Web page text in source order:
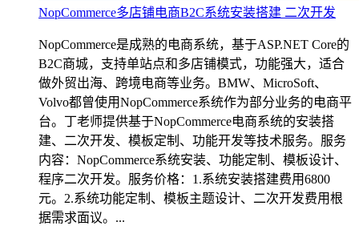
NopCommerce多店铺电商B2C系统安装搭建 二次开发
NopCommerce是成熟的电商系统，基于ASP.NET Core的
B2C商城，支持单站点和多店铺模式，功能强大，适合
做外贸出海、跨境电商等业务。BMW、MicroSoft、
Volvo都曾使用NopCommerce系统作为部分业务的电商平
台。丁老师提供基于NopCommerce电商系统的安装搭
建、二次开发、模板定制、功能开发等技术服务。服务
内容：NopCommerce系统安装、功能定制、模板设计、
程序二次开发。服务价格：1.系统安装搭建费用6800
元。2.系统功能定制、模板主题设计、二次开发费用根
据需求面议。...